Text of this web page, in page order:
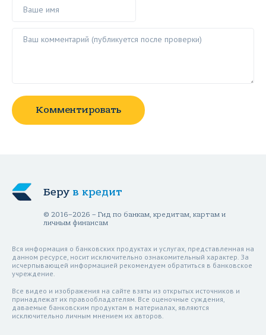
Комментировать
Беру в кредит
© 2016–2026 – Гид по банкам, кредитам, картам и
личным финансам
Вся информация о банковских продуктах и услугах, представленная на
данном ресурсе, носит исключительно ознакомительный характер. За
исчерпывающей информацией рекомендуем обратиться в банковское
учреждение.
Все видео и изображения на сайте взяты из открытых источников и
принадлежат их правообладателям. Все оценочные суждения,
даваемые банковским продуктам в материалах, являются
исключительно личным мнением их авторов.